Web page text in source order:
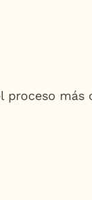
proceso más